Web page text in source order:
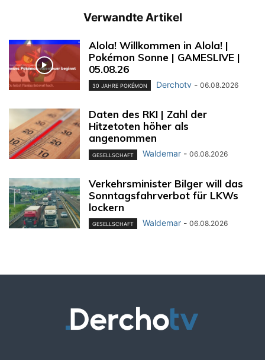
Verwandte Artikel
Alola! Willkommen in Alola! |
Pokémon Sonne | GAMESLIVE |
05.08.26
30 JAHRE POKÉMON Derchotv - 06.08.2026
Daten des RKI | Zahl der
Hitzetoten höher als
angenommen
GESELLSCHAFT Waldemar - 06.08.2026
Verkehrsminister Bilger will das
Sonntagsfahrverbot für LKWs
lockern
GESELLSCHAFT Waldemar - 06.08.2026